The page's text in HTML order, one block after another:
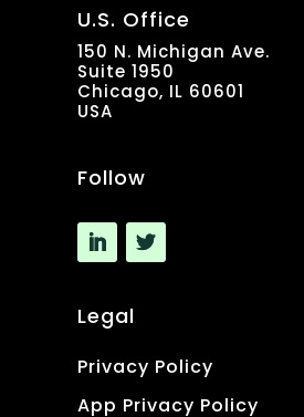
U.S. Office
150 N. Michigan Ave.
Suite 1950
Chicago, IL 60601
USA
Follow
Legal
Privacy Policy
App Privacy Policy